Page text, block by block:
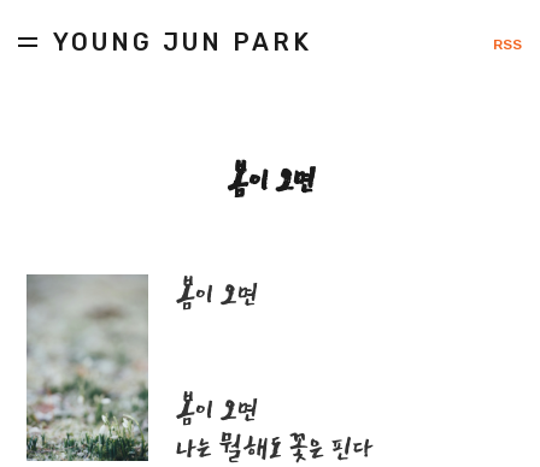
YOUNG JUN PARK RSS
봄이 오면
봄이 오면
봄이 오면
나는 뭘해도 꽃은 핀다